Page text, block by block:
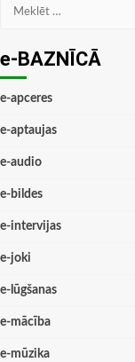
Meklēt:
e-BAZNĪCĀ
e-apceres
e-aptaujas
e-audio
e-bildes
e-intervijas
e-joki
e-lūgšanas
e-mācība
e-mūzika